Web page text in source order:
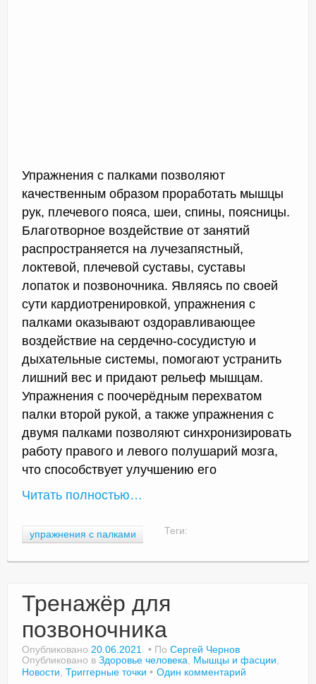
Упражнения с палками позволяют
качественным образом проработать мышцы
рук, плечевого пояса, шеи, спины, поясницы.
Благотворное воздействие от занятий
распространяется на лучезапястный,
локтевой, плечевой суставы, суставы
лопаток и позвоночника. Являясь по своей
сути кардиотренировкой, упражнения с
палками оказывают оздоравливающее
воздействие на сердечно-сосудистую и
дыхательные системы, помогают устранить
лишний вес и придают рельеф мышцам.
Упражнения с поочерёдным перехватом
палки второй рукой, а также упражнения с
двумя палками позволяют синхронизировать
работу правого и левого полушарий мозга,
что способствует улучшению его
Читать полностью…
Теги:
упражнения с палками
Тренажёр для
позвоночника
Опубликовано 20.06.2021 По Сергей Чернов
Опубликовано в Здоровье человека Мышцы и фасции
Новости Триггерные точки Один комментарий